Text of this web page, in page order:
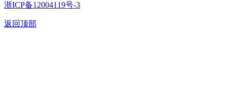
浙ICP备12004119号-3
返回顶部